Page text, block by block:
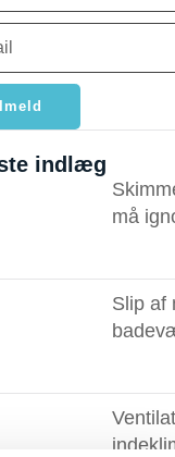
indlæg
må
Slip af